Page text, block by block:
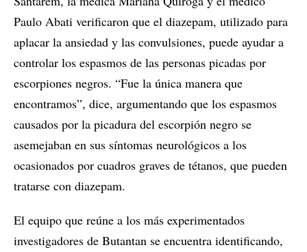
Paulo Abati verificaron que el diazepam, utilizado para
aplacar la ansiedad y las convulsiones, puede ayudar a
controlar los espasmos de las personas picadas por
escorpiones negros. “Fue la única manera que
encontramos”, dice, argumentando que los espasmos
causados por la picadura del escorpión negro se
asemejaban en sus síntomas neurológicos a los
ocasionados por cuadros graves de tétanos, que pueden
tratarse con diazepam.
El equipo que reúne a los más experimentados
investigadores de Butantan se encuentra identificando,